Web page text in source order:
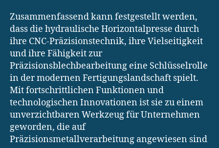
Zusammenfassend kann festgestellt werden,
dass die hydraulische Horizontalpresse durch
ihre CNC-Präzisionstechnik, ihre Vielseitigkeit
und ihre Fähigkeit zur
Präzisionsblechbearbeitung eine Schlüsselrolle
in der modernen Fertigungslandschaft spielt.
Mit fortschrittlichen Funktionen und
technologischen Innovationen ist sie zu einem
unverzichtbaren Werkzeug für Unternehmen
geworden, die auf
Präzisionsmetallverarbeitung angewiesen sind